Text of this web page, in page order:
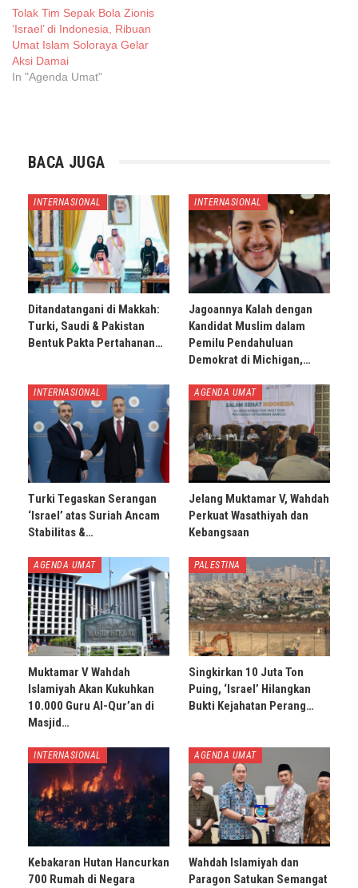
Tolak Tim Sepak Bola Zionis
‘Israel’ di Indonesia, Ribuan
Umat Islam Soloraya Gelar
Aksi Damai
In "Agenda Umat"
BACA JUGA
INTERNASIONAL
Ditandatangani di Makkah:
Turki, Saudi & Pakistan
Bentuk Pakta Pertahanan…
INTERNASIONAL
Jagoannya Kalah dengan
Kandidat Muslim dalam
Pemilu Pendahuluan
Demokrat di Michigan,…
INTERNASIONAL
Turki Tegaskan Serangan
‘Israel’ atas Suriah Ancam
Stabilitas &…
AGENDA UMAT
Jelang Muktamar V, Wahdah
Perkuat Wasathiyah dan
Kebangsaan
AGENDA UMAT
Muktamar V Wahdah
Islamiyah Akan Kukuhkan
10.000 Guru Al-Qur’an di
Masjid…
PALESTINA
Singkirkan 10 Juta Ton
Puing, ‘Israel’ Hilangkan
Bukti Kejahatan Perang…
INTERNASIONAL
Kebakaran Hutan Hancurkan
700 Rumah di Negara
AGENDA UMAT
Wahdah Islamiyah dan
Paragon Satukan Semangat